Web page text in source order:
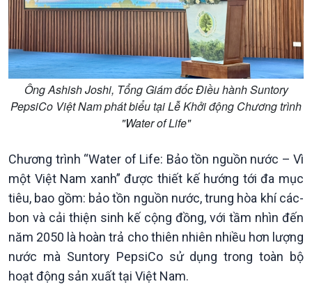
Nhận diện sự thật
Pháp luật và đời sống
bền
Ông Ashish Joshi, Tổng Giám đốc Điều hành Suntory
PepsiCo Việt Nam phát biểu tại Lễ Khởi động Chương trình
"Water of Life"
Chương trình “Water of Life: Bảo tồn nguồn nước – Vì
một Việt Nam xanh” được thiết kế hướng tới đa mục
tiêu, bao gồm: bảo tồn nguồn nước, trung hòa khí các-
bon và cải thiện sinh kế cộng đồng, với tầm nhìn đến
năm 2050 là hoàn trả cho thiên nhiên nhiều hơn lượng
nước mà Suntory PepsiCo sử dụng trong toàn bộ
hoạt động sản xuất tại Việt Nam.